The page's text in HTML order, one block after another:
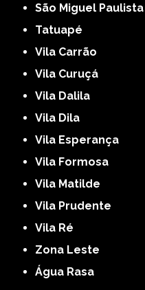
São Miguel Paulista
Tatuapé
Vila Carrão
Vila Curuçá
Vila Dalila
Vila Dila
Vila Esperança
Vila Formosa
Vila Matilde
Vila Prudente
Vila Ré
Zona Leste
Água Rasa